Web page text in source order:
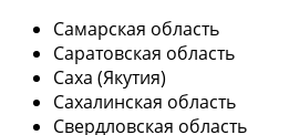
Самарская область
Саратовская область
Саха (Якутия)
Сахалинская область
Свердловская область